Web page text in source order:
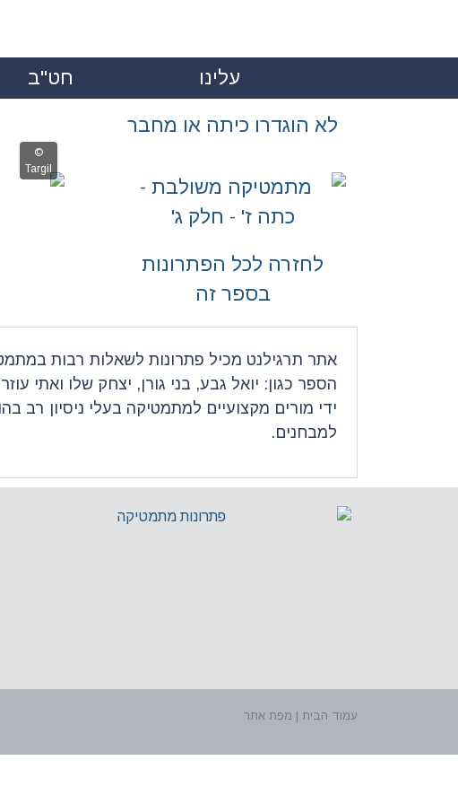
עלינו חט"ב
לא הוגדרו כיתה או מחבר
לחזרה לכל הפתרונות
בספר זה
אתר תרגילנט מכיל פתרונות לשאלות רבות
הספר כגון: יואל גבע, בני גורן, יצחק שלו ואתי
ידי מורים מקצועיים למתמטיקה בעלי ניסיון
למבחנים.
עמוד הבית | מפת אתר